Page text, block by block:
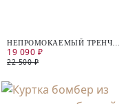
НЕПРОМОКАЕМЫЙ ТРЕНЧ
ПРЯМОГО СИЛУЭТА
19 090 ₽
22 500 ₽